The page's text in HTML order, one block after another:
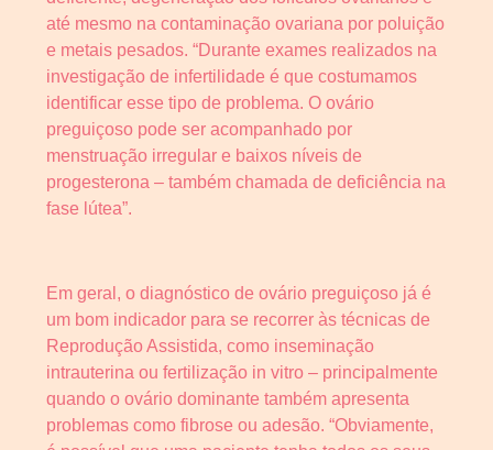
até mesmo na contaminação ovariana por poluição
e metais pesados. “Durante exames realizados na
investigação de infertilidade é que costumamos
identificar esse tipo de problema. O ovário
preguiçoso pode ser acompanhado por
menstruação irregular e baixos níveis de
progesterona – também chamada de deficiência na
fase lútea”.
Em geral, o diagnóstico de ovário preguiçoso já é
um bom indicador para se recorrer às técnicas de
Reprodução Assistida, como inseminação
intrauterina ou fertilização in vitro – principalmente
quando o ovário dominante também apresenta
problemas como fibrose ou adesão. “Obviamente,